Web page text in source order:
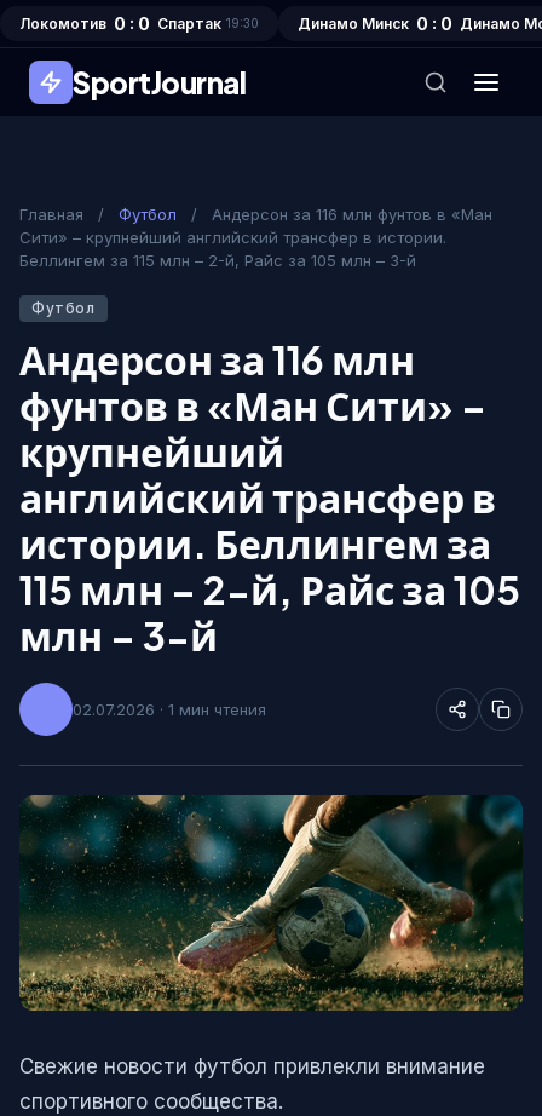
Локомотив 0 : 0 Спартак 19:30 Динамо Минск 0 : 0 Динамо
SportJournal
Главная / Футбол /
Андерсон за 116 млн фунтов в «Ман
Сити» – крупнейший английский трансфер в истории.
Беллингем за 115 млн – 2-й, Райс за 105 млн – 3-й
Футбол
Андерсон за 116 млн
фунтов в «Ман Сити» –
крупнейший
английский трансфер в
истории. Беллингем за
115 млн – 2-й, Райс за 105
млн – 3-й
02.07.2026 · 1 мин чтения
Свежие новости футбол привлекли внимание
спортивного сообщества.